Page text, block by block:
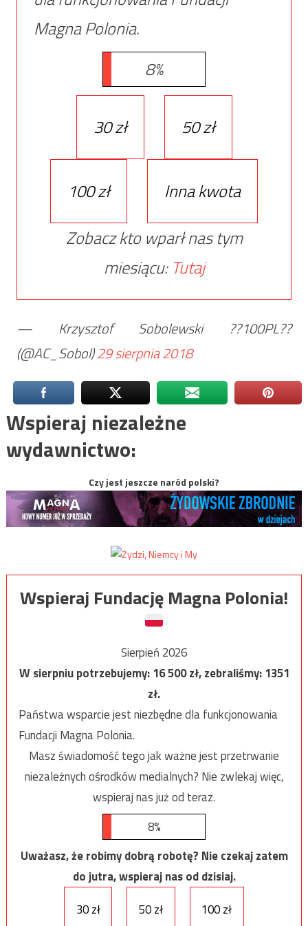
Magna Polonia.
8%
30 zł 50 zł
100 zł
Inna kwota
Zobacz kto wparł nas tym
miesiącu: Tutaj
— Krzysztof Sobolewski ??100PL??
(@AC_Sobol)29 sierpnia 2018
Wspieraj niezależne
wydawnictwo:
Czy jest jeszcze naród polski?
Wspieraj Fundację Magna Polonia!
Sierpień 2026
W sierpniu potrzebujemy:16 500zł, zebraliśmy:1351
zł.
Państwa wsparcie jest niezbędne dla funkcjonowania
Fundacji Magna Polonia.
Masz świadomość tego jak ważne jest przetrwanie
niezależnych ośrodków medialnych? Nie zwlekaj więc,
wspieraj nas już od teraz.
8%
Uważasz, że robimy dobrą robotę? Nie czekaj zatem
do jutra, wspieraj nas od dzisiaj.
30 zł
50 zł 100 zł